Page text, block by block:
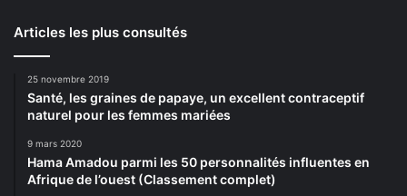
Articles les plus consultés
25 novembre 2019
Santé, les graines de papaye, un excellent contraceptif
naturel pour les femmes mariées
9 mars 2020
Hama Amadou parmi les 50 personnalités influentes en
Afrique de l’ouest (Classement complet)